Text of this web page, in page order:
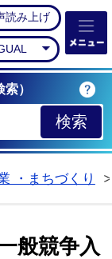
式ホームペー
読み上げ
）
・まちづくり
般競争入